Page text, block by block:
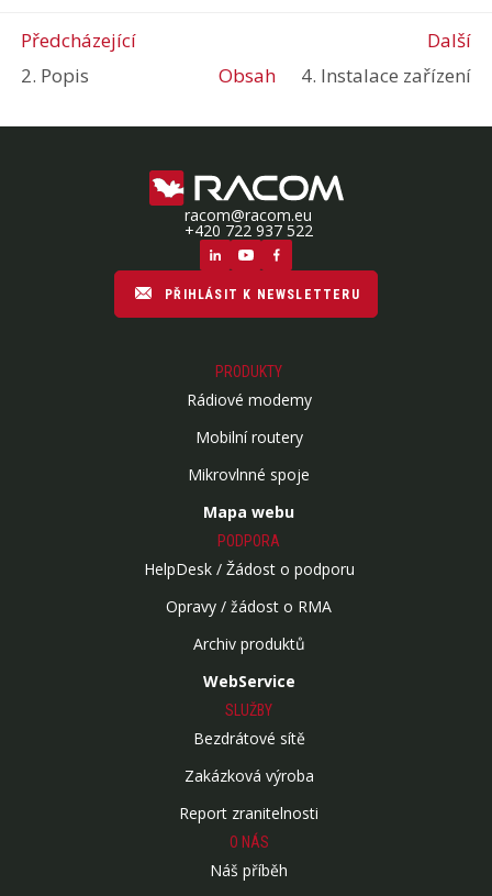
Předcházející
Další
2. Popis
Obsah 4. Instalace zařízení
racom@racom.eu
+420 722 937 522
PŘIHLÁSIT K NEWSLETTERU
PRODUKTY
Rádiové modemy
Mobilní routery
Mikrovlnné spoje
Mapa webu
PODPORA
HelpDesk / Žádost o podporu
Opravy / žádost o RMA
Archiv produktů
WebService
SLUŽBY
Bezdrátové sítě
Zakázková výroba
Report zranitelnosti
O NÁS
Náš příběh